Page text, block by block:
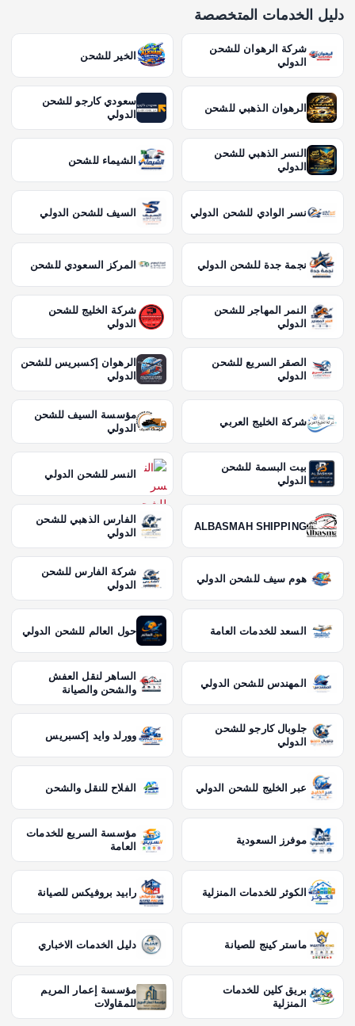
دليل الخدمات المتخصصة
شركة الرهوان للشحن
الدولي
الخير للشحن
الرهوان الذهبي للشحن
سعودي كارجو للشحن
الدولي
النسر الذهبي للشحن
الدولي
الشيماء للشحن
نسر الوادي للشحن الدولي السيف للشحن الدولي
نجمة جدة للشحن الدولي المركز السعودي للشحن
النمر المهاجر للشحن
الدولي
شركة الخليج للشحن
الدولي
الصقر السريع للشحن
الدولي
الرهوان إكسبريس للشحن
الدولي
شركة الخليج العربي
مؤسسة السيف للشحن
الدولي
بيت البسمة للشحن
الدولي
النسر للشحن الدولي
ALBASMAH SHIPPING
الفارس الذهبي للشحن
الدولي
هوم سيف للشحن الدولي
شركة الفارس للشحن
الدولي
السعد للخدمات العامة حول العالم للشحن الدولي
المهندس للشحن الدولي
الساهر لنقل العفش
والشحن والصيانة
جلوبال كارجو للشحن
الدولي
وورلد وايد إكسبريس
عبر الخليج للشحن الدولي الفلاح للنقل والشحن
موفرز السعودية
مؤسسة السريع للخدمات
العامة
الكوثر للخدمات المنزلية رابيد بروفيكس للصيانة
ماستر كينج للصيانة دليل الخدمات الاخباري
بريق كلين للخدمات
المنزلية
مؤسسة إعمار المريم
للمقاولات